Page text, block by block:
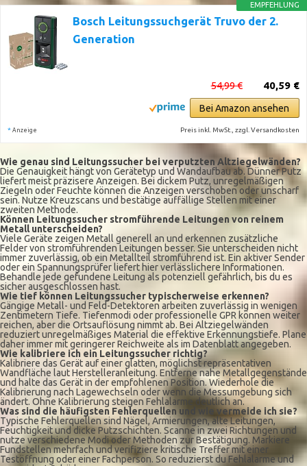
EMPFEHLUNG
Bosch Leitungssuchgerät Truvo der 2.
Generation
40,59 €
54,99 €
Bei Amazon ansehen
* Anzeige Preis inkl. MwSt., zzgl. Versandkosten
Wie genau sind Leitungssucher bei verputzten Altziegelwänden?
Die Genauigkeit hängt von Gerätetyp und Wandaufbau ab. Dünner Putz
liefert meist präzisere Anzeigen. Bei dickem Putz, unregelmäßigen
Ziegeln oder Feuchte können die Anzeigen verschoben oder unscharf
sein. Nutze Kreuzscans und bestätige auffällige Stellen mit einer
zweiten Methode.
Können Leitungssucher stromführende Leitungen von reinem
Metall unterscheiden?
Viele Geräte zeigen Metall generell an und erkennen zusätzliche
Felder von stromführenden Leitungen besser. Sie unterscheiden nicht
immer zuverlässig, ob ein Metallteil stromführend ist. Ein aktiver Sender
oder ein Spannungsprüfer liefert hier verlässlichere Informationen.
Behandle jede gefundene Leitung als potenziell gefährlich, bis du es
sicher ausgeschlossen hast.
Wie tief können Leitungssucher typischerweise erkennen?
Gängige Metall- und Feld-Detektoren arbeiten zuverlässig in wenigen
Zentimetern Tiefe. Tiefenmodi oder professionelle GPR können weiter
reichen, aber die Ortsauflösung nimmt ab. Bei Altziegelwänden
reduziert unregelmäßiges Material die effektive Erkennungstiefe. Plane
daher immer mit geringerer Reichweite als im Datenblatt angegeben.
Wie kalibriere ich ein Leitungssucher richtig?
Kalibriere das Gerät auf einer glatten, möglichst repräsentativen
Wandfläche laut Herstelleranleitung. Entferne nahe Metallgegenstände
und halte das Gerät in der empfohlenen Position. Wiederhole die
Kalibrierung nach Lagewechseln oder wenn die Messumgebung sich
ändert. Ohne Kalibrierung steigen Fehlalarme deutlich an.
Was sind die häufigsten Fehlerquellen und wie vermeide ich sie?
Typische Fehlerquellen sind Nägel, Armierungen, alte Leitungen,
Feuchtigkeit und dicke Putzschichten. Scanne in zwei Richtungen und
nutze verschiedene Modi oder Methoden zur Bestätigung. Markiere
Fundstellen mehrfach und verifiziere kritische Treffer mit einer
Testöffnung oder einer Fachperson. So reduzierst du Fehlalarme und